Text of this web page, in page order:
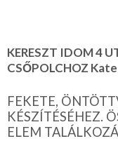
KERESZT IDOM 4
CSŐPOLCHOZ
FEKETE,
KÉSZÍTÉSÉHEZ.
ELEM